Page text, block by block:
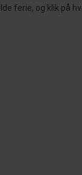
ferie, og klik på